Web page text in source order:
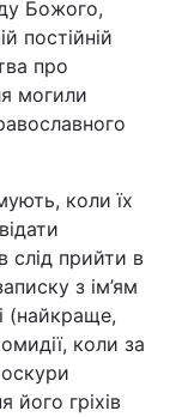
Божого,
постійній
про
могили
коли їх
слід прийти в
з ім’ям
(найкраще,
коли за
його гріхів